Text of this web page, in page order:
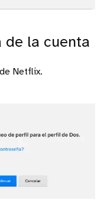
de la cuenta
de Netflix.